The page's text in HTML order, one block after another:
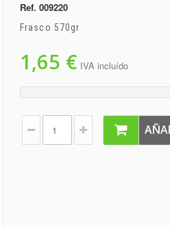
Ref. 009220
Frasco 570gr
1,65 € IVA incluído